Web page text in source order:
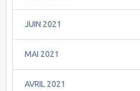
JUIN 2021
MAI 2021
AVRIL 2021